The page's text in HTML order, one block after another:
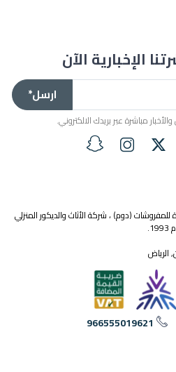
الإخبارية الآن
ارسل*
مباشرة عبر بريدك الالكتروني.
للمفروشات (دوم) ، شركة الأثاث والديكور المنزلي
الرياض
966555019621